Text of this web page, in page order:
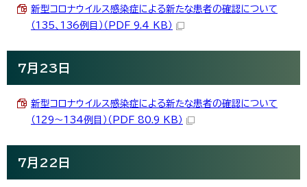
新型コロナウイルス感染症による新たな患者の確認について
（135、136例目）（PDF 9.4 KB）
7月23日
新型コロナウイルス感染症による新たな患者の確認について
（129～134例目）（PDF 80.9 KB）
7月22日